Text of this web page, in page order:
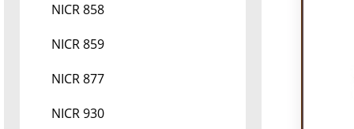
NICR 858
NICR 859
NICR 877
NICR 930